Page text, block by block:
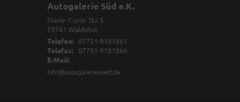
Autogalerie Süd e.K.
Marie- Curie- Str. 5
79761 Waldshut
Telefon:
07751-9181861
Telefax:
07751-9181866
E-Mail:
info@autogaleriesued.de